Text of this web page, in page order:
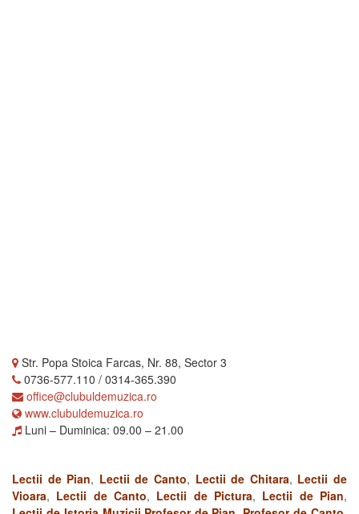
Str. Popa Stoica Farcas, Nr. 88, Sector 3
0736-577.110 / 0314-365.390
office@clubuldemuzica.ro
www.clubuldemuzica.ro
Luni – Duminica: 09.00 – 21.00
Lectii de Pian, Lectii de Canto, Lectii de Chitara, Lectii de
Vioara, Lectii de Canto, Lectii de Pictura, Lectii de Pian,